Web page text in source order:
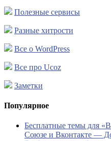
Полезные сервисы
Разные хитрости
Все о WordPress
Все про Ucoz
Заметки
Популярное
Бесплатные темы для
Союзе и Вконтакте —